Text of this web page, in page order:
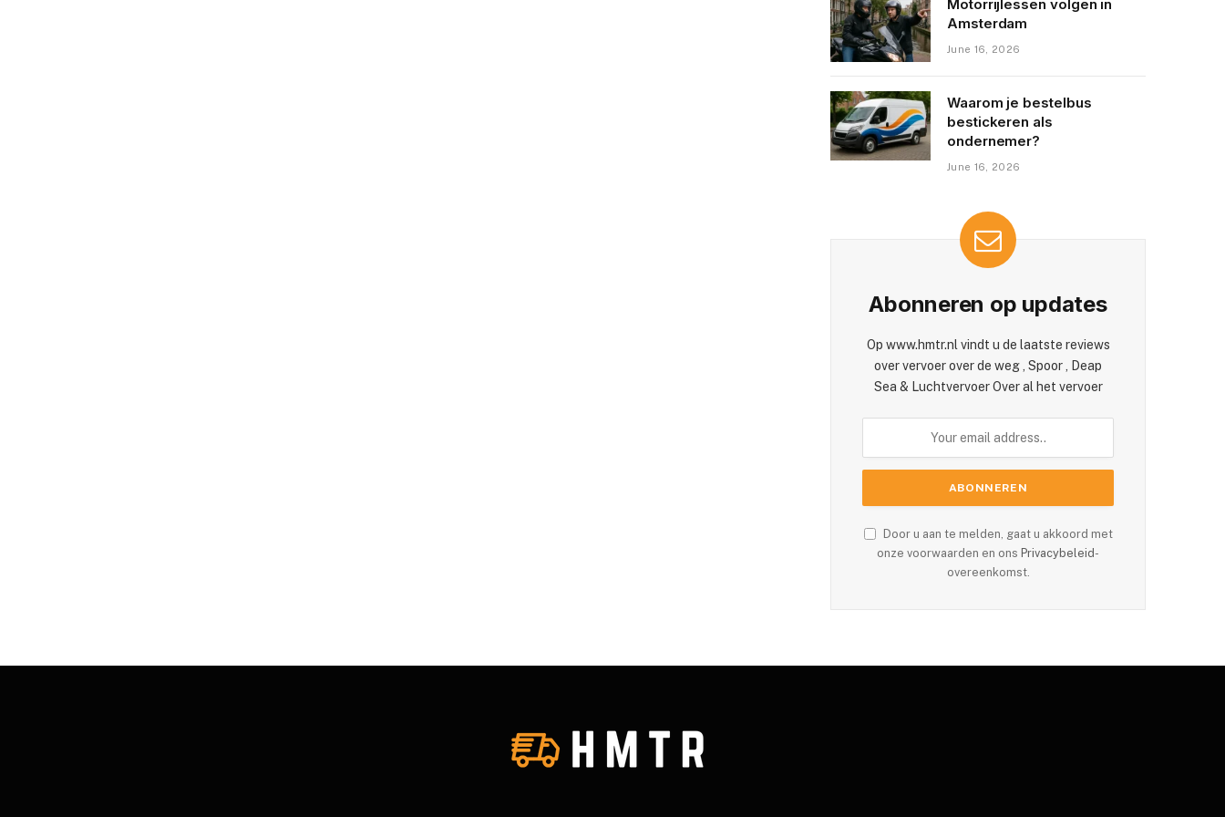
Motorrijlessen volgen in
Amsterdam
June 16, 2026
Waarom je bestelbus
bestickeren als
ondernemer?
June 16, 2026
Abonneren op updates
Op www.hmtr.nl vindt u de laatste reviews
over vervoer over de weg , Spoor , Deap
Sea & Luchtvervoer Over al het vervoer
Door u aan te melden, gaat u akkoord met
onze voorwaarden en ons Privacybeleid-
overeenkomst.